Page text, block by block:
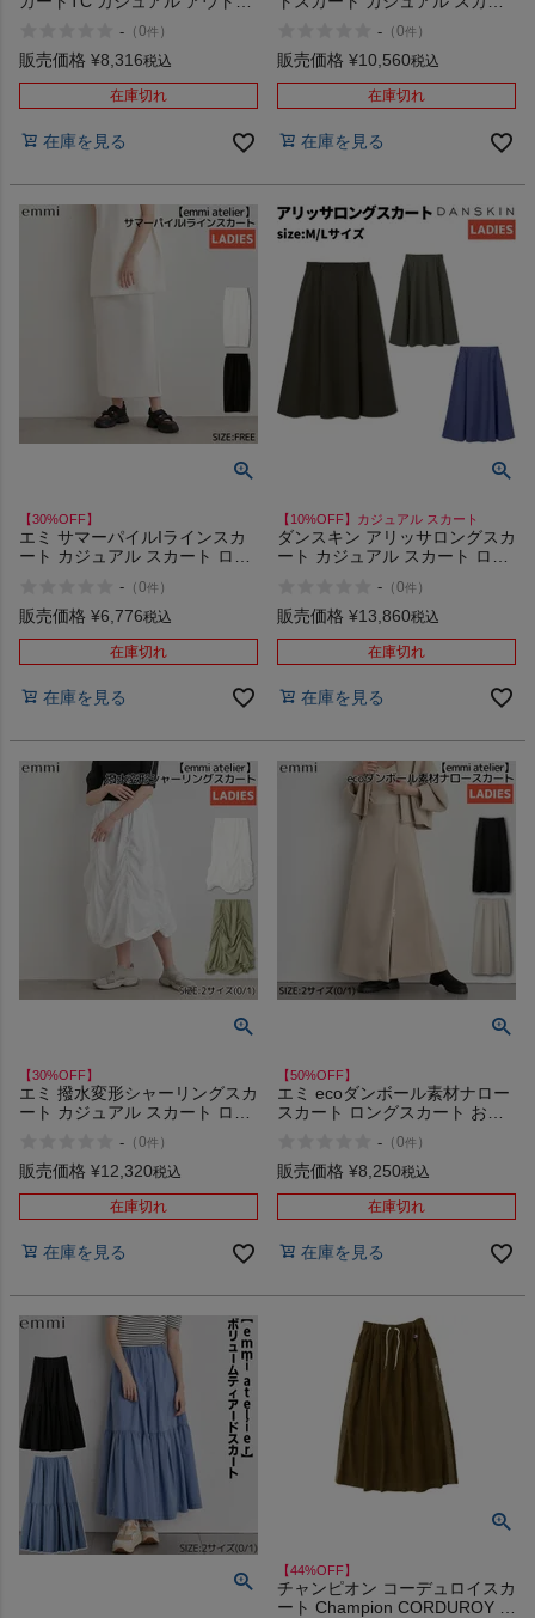
カート CHUMS アウトレット
セール
- （0件 ）
販売価格 ¥8,316税込
在庫切れ
在庫を見る
ート ロング丈 吸水速乾 UVカッ
ト emmi atelier アウトレット
- （0件 ）
販売価格 ¥10,560税込
在庫切れ
在庫を見る
【30%OFF】
エミ サマーパイルIラインスカ
ート カジュアル スカート ロン
ト emmi atelier アウトレット
セール
- （0件 ）
販売価格 ¥6,776税込
在庫切れ
在庫を見る
【10%OFF】カジュアル スカート
ダンスキン アリッサロングスカ
ート カジュアル スカート ロン
ALYSSA LONG SKIRT
- （0件 ）
販売価格 ¥13,860税込
在庫切れ
在庫を見る
【30%OFF】
エミ 撥水変形シャーリングスカ
ート カジュアル スカート ロン
atelier アウトレット セール
- （0件 ）
販売価格 ¥12,320税込
在庫切れ
在庫を見る
【50%OFF】
エミ ecoダンボール素材ナロー
スカート ロングスカート おし
ロング丈 emmi atelier アウトレ
ット セール
- （0件 ）
販売価格 ¥8,250税込
在庫切れ
在庫を見る
【44%OFF】
チャンピオン コーデュロイスカ
ート Champion CORDUROY ア